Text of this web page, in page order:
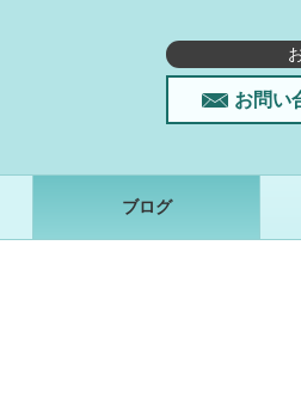
お問い
ブログ